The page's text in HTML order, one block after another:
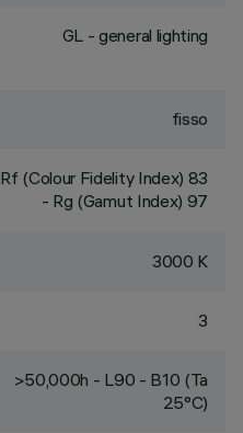
GL - general lighting
fisso
Rf (Colour Fidelity Index) 83
- Rg (Gamut Index) 97
3000 K
3
>50,000h - L90 - B10 (Ta
25°C)